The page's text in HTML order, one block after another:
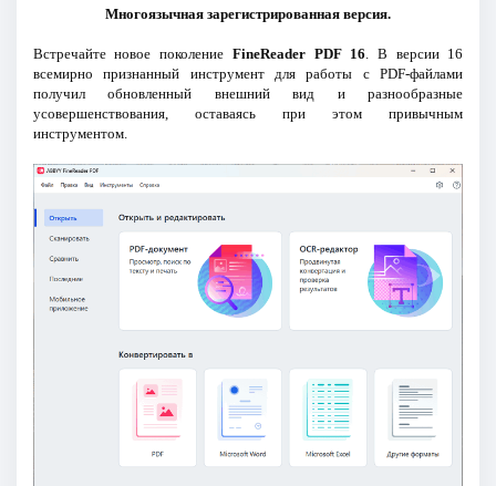
Многоязычная зарегистрированная версия.
Встречайте новое поколение FineReader PDF 16. В версии 16
всемирно признанный инструмент для работы с PDF-файлами
получил обновленный внешний вид и разнообразные
усовершенствования, оставаясь при этом привычным
инструментом.